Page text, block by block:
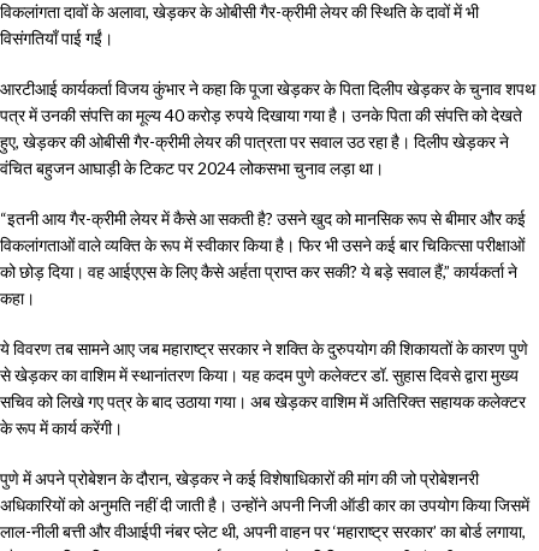
विकलांगता दावों के अलावा, खेड़कर के ओबीसी गैर-क्रीमी लेयर की स्थिति के दावों में भी
विसंगतियाँ पाई गईं।
आरटीआई कार्यकर्ता विजय कुंभार ने कहा कि पूजा खेड़कर के पिता दिलीप खेड़कर के चुनाव शपथ
पत्र में उनकी संपत्ति का मूल्य 40 करोड़ रुपये दिखाया गया है। उनके पिता की संपत्ति को देखते
हुए, खेड़कर की ओबीसी गैर-क्रीमी लेयर की पात्रता पर सवाल उठ रहा है। दिलीप खेड़कर ने
वंचित बहुजन आघाड़ी के टिकट पर 2024 लोकसभा चुनाव लड़ा था।
“इतनी आय गैर-क्रीमी लेयर में कैसे आ सकती है? उसने खुद को मानसिक रूप से बीमार और कई
विकलांगताओं वाले व्यक्ति के रूप में स्वीकार किया है। फिर भी उसने कई बार चिकित्सा परीक्षाओं
को छोड़ दिया। वह आईएएस के लिए कैसे अर्हता प्राप्त कर सकी? ये बड़े सवाल हैं,” कार्यकर्ता ने
कहा।
ये विवरण तब सामने आए जब महाराष्ट्र सरकार ने शक्ति के दुरुपयोग की शिकायतों के कारण पुणे
से खेड़कर का वाशिम में स्थानांतरण किया। यह कदम पुणे कलेक्टर डॉ. सुहास दिवसे द्वारा मुख्य
सचिव को लिखे गए पत्र के बाद उठाया गया। अब खेड़कर वाशिम में अतिरिक्त सहायक कलेक्टर
के रूप में कार्य करेंगी।
पुणे में अपने प्रोबेशन के दौरान, खेड़कर ने कई विशेषाधिकारों की मांग की जो प्रोबेशनरी
अधिकारियों को अनुमति नहीं दी जाती है। उन्होंने अपनी निजी ऑडी कार का उपयोग किया जिसमें
लाल-नीली बत्ती और वीआईपी नंबर प्लेट थी, अपनी वाहन पर ‘महाराष्ट्र सरकार’ का बोर्ड लगाया,